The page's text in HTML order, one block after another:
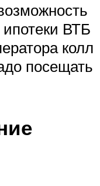
ВТБ
колл
посещать